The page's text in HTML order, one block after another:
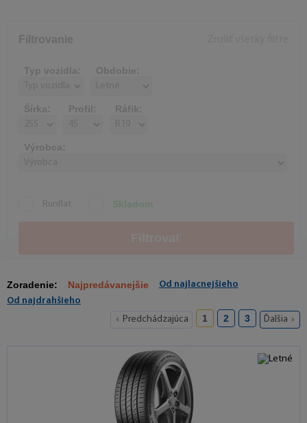
Filtrovanie
Typ vozidla: Obdobie:
Šírka: Profil: Ráfik:
Výrobca:
Runflat Skladom
Zoradenie: Najpredávanejšie
Od najlacnejšieho
Od najdrahšieho
Predchádzajúca
1 2 3 Ďalšia